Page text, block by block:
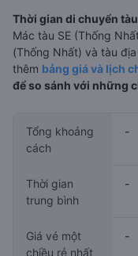
Thời gian di chuyển
Mác tàu SE (Thống
(Thống Nhất) và tàu
thêm bảng giá và lịch
để so sánh với những
Tổng khoảng
cách
-
Thời gian
trung bình
-
Giá vé một
chiều rẻ nhất
-